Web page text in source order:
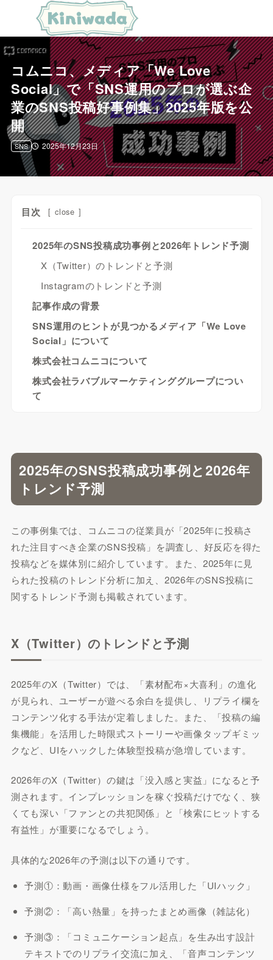
コムニコ、メディア「We Love
Social」で「SNS運用のプロが選ぶ企
業のSNS投稿好事例集」2025年版を公
開
2025年12月23日
SNS
目次 [ close ]
2025年のSNS投稿成功事例と2026年トレンド予測
X（Twitter）のトレンドと予測
Instagramのトレンドと予測
記事作成の背景
SNS運用のヒントが見つかるメディア「We Love
Social」について
株式会社コムニコについて
株式会社ラバブルマーケティンググループについ
て
2025年のSNS投稿成功事例と2026年
トレンド予測
この事例集では、コムニコの従業員が「2025年に投稿さ
れた注目すべき企業のSNS投稿」を調査し、好反応を得た
投稿などを媒体別に紹介しています。また、2025年に見
られた投稿のトレンド分析に加え、2026年のSNS投稿に
関するトレンド予測も掲載されています。
X（Twitter）のトレンドと予測
2025年のX（Twitter）では、「素材配布×大喜利」の進化
が見られ、ユーザーが遊べる余白を提供し、リプライ欄を
コンテンツ化する手法が定着しました。また、「投稿の編
集機能」を活用した時限式ストーリーや画像タップギミッ
クなど、UIをハックした体験型投稿が急増しています。
2026年のX（Twitter）の鍵は「没入感と実益」になると予
測されます。インプレッションを稼ぐ投稿だけでなく、狭
くても深い「ファンとの共犯関係」と「検索にヒットする
有益性」が重要になるでしょう。
具体的な2026年の予測は以下の通りです。
予測①：動画・画像仕様をフル活用した「UIハック」
予測②：「高い熱量」を持ったまとめ画像（雑誌化）
予測③：「コミュニケーション起点」を生み出す設計
テキストでのリプライ交流に加え、「音声コンテンツ